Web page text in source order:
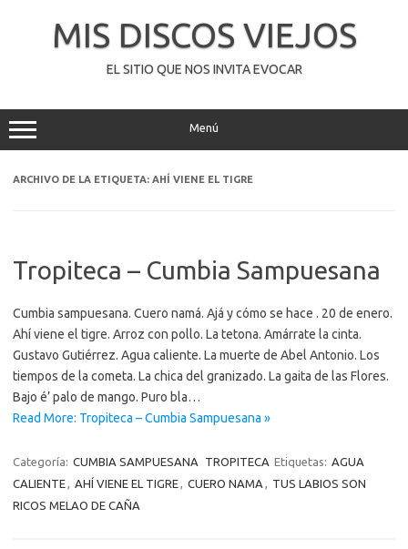
contenidoMIS DISCOS VIEJOS
EL SITIO QUE NOS INVITA EVOCAR
Menú
ARCHIVO DE LA ETIQUETA: AHÍ VIENE EL TIGRE
Tropiteca – Cumbia Sampuesana
Cumbia sampuesana. Cuero namá. Ajá y cómo se hace . 20 de enero.
Ahí viene el tigre. Arroz con pollo. La tetona. Amárrate la cinta.
Gustavo Gutiérrez. Agua caliente. La muerte de Abel Antonio. Los
tiempos de la cometa. La chica del granizado. La gaita de las Flores.
Bajo é’ palo de mango. Puro bla…
Read More: Tropiteca – Cumbia Sampuesana »
Categoría: CUMBIA SAMPUESANA TROPITECA Etiquetas: AGUA
CALIENTE, AHÍ VIENE EL TIGRE, CUERO NAMA , TUS LABIOS SON
RICOS MELAO DE CAÑA